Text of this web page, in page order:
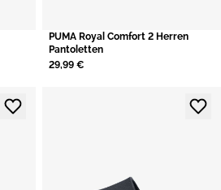
PUMA Royal Comfort 2 Herren
Pantoletten
29,99 €